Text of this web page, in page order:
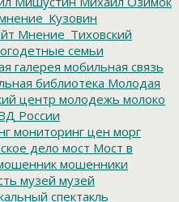
Мнение_Тиховский
семьи
галерея мобильная связь
библиотека Молодая
центр молодежь молоко
России
мониторинг цен морг
дело мост Мост в
мошенники
музей музей
спектакль